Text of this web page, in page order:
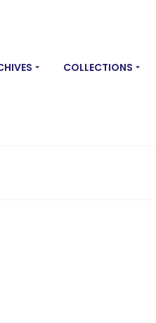
COLLECTIONS